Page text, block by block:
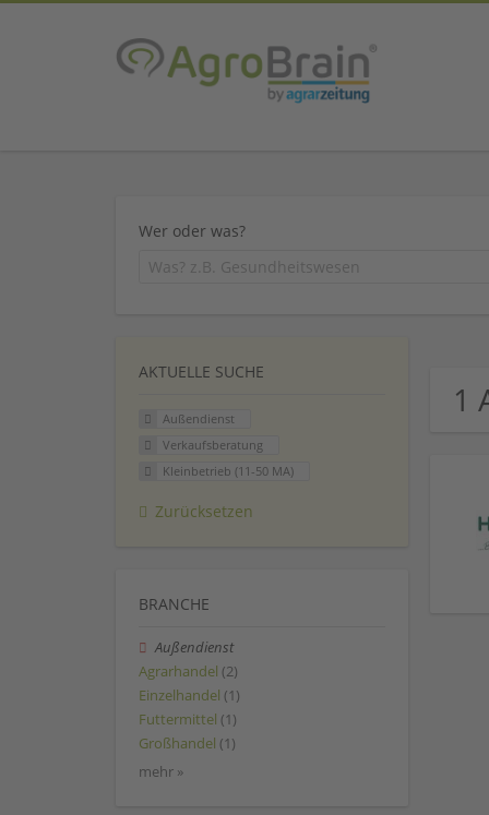
Wer oder was?
1
AKTUELLE SUCHE
Außendienst
Verkaufsberatung
Kleinbetrieb (11-50 MA)
Zurücksetzen
BRANCHE
Außendienst
Agrarhandel (2)
Einzelhandel (1)
Futtermittel (1)
Großhandel (1)
mehr »